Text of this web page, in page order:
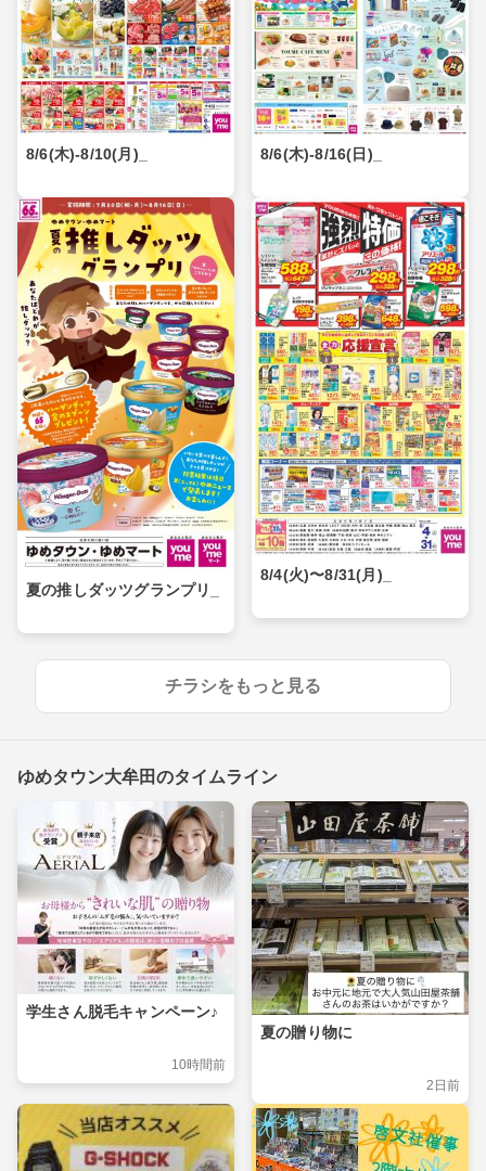
8/6(木)-8/10(月)_ 8/6(木)-8/16(日)_
夏の推しダッツグランプリ_
8/4(火)〜8/31(月)_
チラシをもっと見る
ゆめタウン大牟田のタイムライン
学生さん脱毛キャンペーン♪
10時間前
夏の贈り物に
2日前